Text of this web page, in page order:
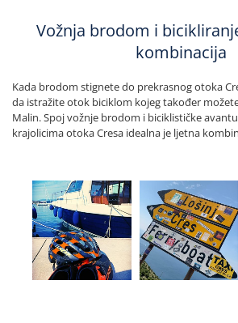
Vožnja brodom i
kombinacija
Kada brodom stignete do prekrasnog otoka
da istražite otok biciklom kojeg također
Malin. Spoj vožnje brodom i biciklističke
krajolicima otoka Cresa idealna je ljetna